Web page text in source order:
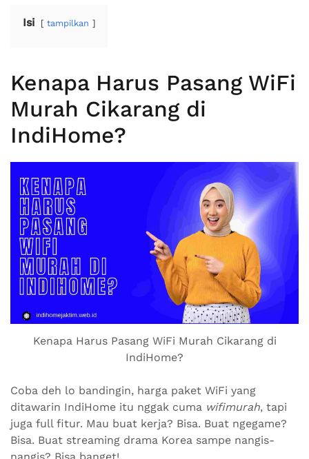
Isi tampilkan
Kenapa Harus Pasang WiFi
Murah Cikarang di
IndiHome?
Kenapa Harus Pasang WiFi Murah Cikarang di
IndiHome?
Coba deh lo bandingin, harga paket WiFi yang
ditawarin IndiHome itu nggak cuma wifimurah, tapi
juga full fitur. Mau buat kerja? Bisa. Buat ngegame?
Bisa. Buat streaming drama Korea sampe nangis-